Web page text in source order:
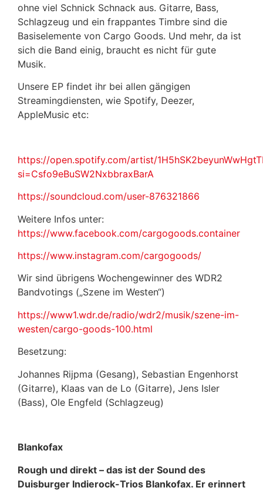
ohne viel Schnick Schnack aus. Gitarre, Bass,
Schlagzeug und ein frappantes Timbre sind die
Basiselemente von Cargo Goods. Und mehr, da ist
sich die Band einig, braucht es nicht für gute
Musik.
Unsere EP findet ihr bei allen gängigen
Streamingdiensten, wie Spotify, Deezer,
AppleMusic etc:
https://open.spotify.com/artist/
si=Csfo9eBuSW2NxbbraxBarA
https://soundcloud.com/user-876321866
Weitere Infos unter:
https://www.facebook.com/cargogoods.container
https://www.instagram.com/cargogoods/
Wir sind übrigens Wochengewinner des WDR2
Bandvotings („Szene im Westen“)
https://www1.wdr.de/radio/wdr2/musik/szene-im-
westen/cargo-goods-100.html
Besetzung:
Johannes Rijpma (Gesang), Sebastian Engenhorst
(Gitarre), Klaas van de Lo (Gitarre), Jens Isler
(Bass), Ole Engfeld (Schlagzeug)
Blankofax
Rough und direkt – das ist der Sound des
Duisburger Indierock-Trios Blankofax. Er erinnert